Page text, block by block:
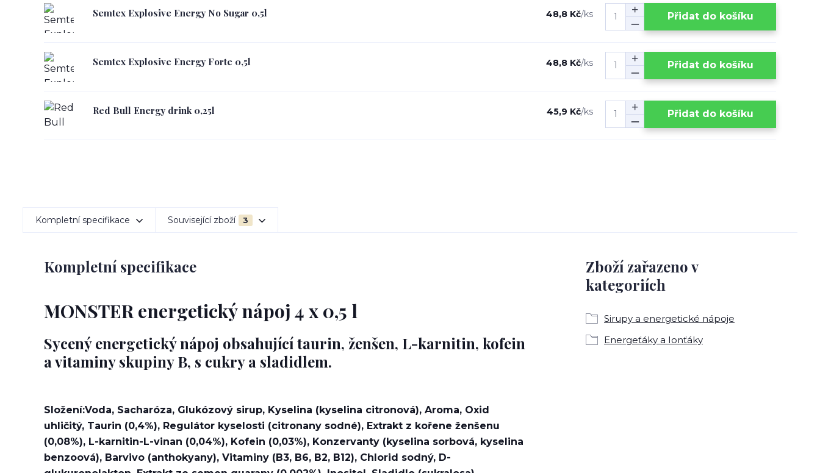
Semtex Explosive Energy No Sugar 0,5l 48,8 Kč/ks Přidat do košíku
Semtex Explosive Energy Forte 0,5l 48,8 Kč/ks Přidat do košíku
Red Bull Energy drink 0,25l 45,9 Kč/ks Přidat do košíku
Kompletní specifikace Související zboží 3
Kompletní specifikace
MONSTER energetický nápoj 4 x 0,5 l
Sycený energetický nápoj obsahující taurin, ženšen, L-karnitin, kofein
a vitaminy skupiny B, s cukry a sladidlem.
Složení:Voda, Sacharóza, Glukózový sirup, Kyselina (kyselina citronová), Aroma, Oxid
uhličitý, Taurin (0,4%), Regulátor kyselosti (citronany sodné), Extrakt z kořene ženšenu
(0,08%), L-karnitin-L-vinan (0,04%), Kofein (0,03%), Konzervanty (kyselina sorbová, kyselina
benzoová), Barvivo (anthokyany), Vitaminy (B3, B6, B2, B12), Chlorid sodný, D-
Zboží zařazeno v
kategoriích
Sirupy a energetické nápoje
Energeťáky a Ionťáky